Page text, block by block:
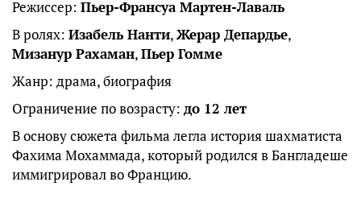
Режиссер: Пьер-Франсуа Мартен-Лаваль
В ролях: Изабель Нанти,Жерар Депардье,
Мизанур Рахаман,Пьер Гомме
Жанр: драма, биография
Ограничение по возрасту: до 12 лет
В основу сюжета фильма легла история шахматиста
Фахима Мохаммада, который родился в Бангладеше
иммигрировал во Францию.